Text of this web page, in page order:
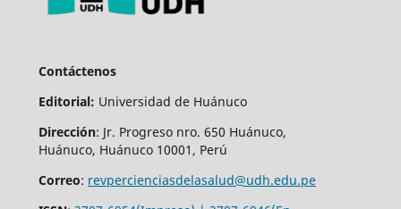
Contáctenos
Editorial: Universidad de Huánuco
Dirección: Jr. Progreso nro. 650 Huánuco,
Huánuco, Huánuco 10001, Perú
Correo: revpercienciasdelasalud@udh.edu.pe